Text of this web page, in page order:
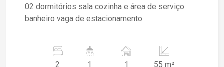
02 dormitórios sala cozinha e área de serviço
banheiro vaga de estacionamento
2 1 1 55 m²